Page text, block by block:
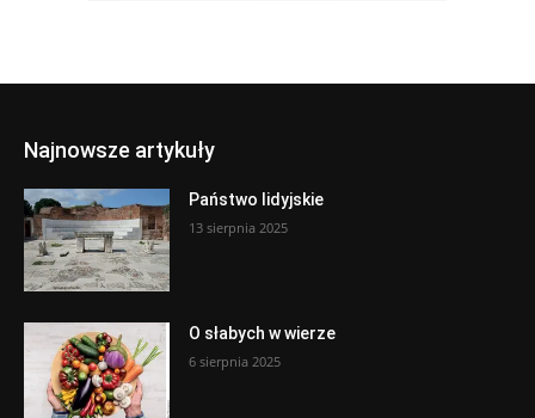
Najnowsze artykuły
Państwo lidyjskie
13 sierpnia 2025
O słabych w wierze
6 sierpnia 2025